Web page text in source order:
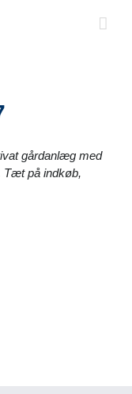
gårdanlæg med
Tæt på indkøb,